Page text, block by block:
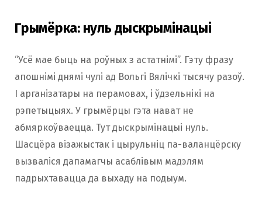
Грымёрка: нуль дыскрымінацыі
“Усё мае быць на роўных з астатнімі”. Гэту фразу
апошнімі днямі чулі ад Вольгі Вялічкі тысячу разоў.
І арганізатары на перамовах, і ўдзельнікі на
рэпетыцыях. У грымёрцы гэта нават не
абмяркоўваецца. Тут дыскрымінацыі нуль.
Шасцёра візажыстак і цырульніц па-валанцёрску
вызваліся дапамагчы асаблівым мадэлям
падрыхтавацца да выхаду на подыум.